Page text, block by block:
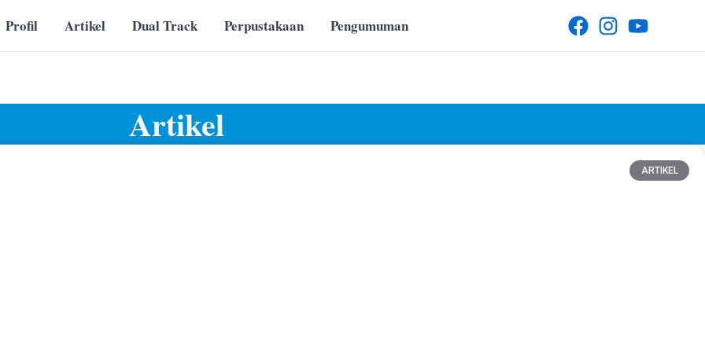
Profil Artikel Dual Track Perpustakaan Pengumuman
Artikel
ARTIKEL